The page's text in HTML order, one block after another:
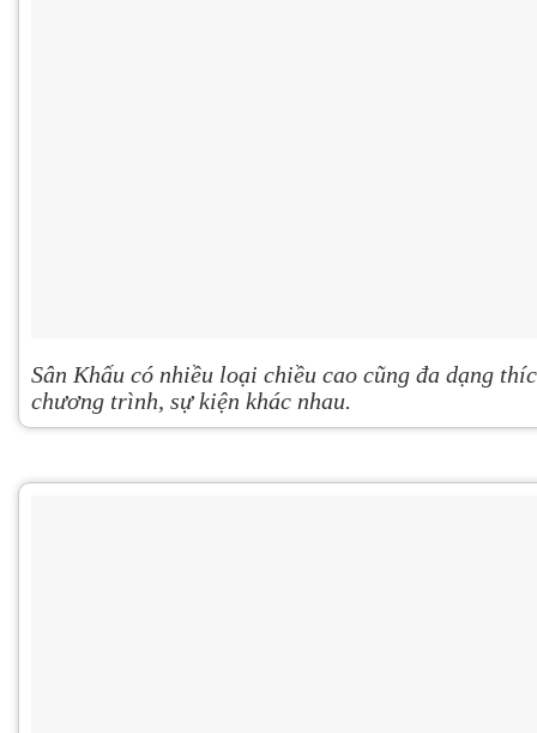
Sân Khấu có nhiều loại chiều cao cũng đa dạng
chương trình, sự kiện khác nhau.